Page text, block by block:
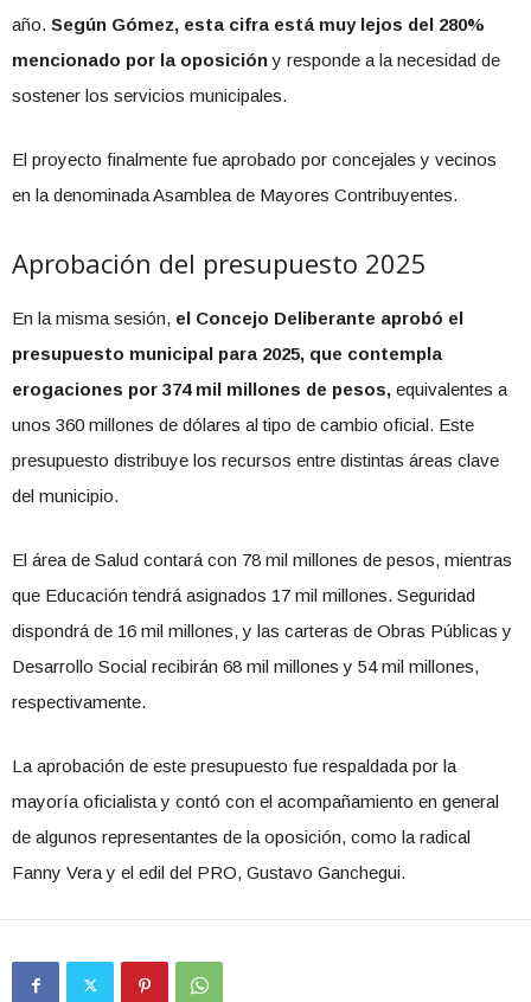
año. Según Gómez, esta cifra está muy lejos del 280%
mencionado por la oposicióny responde a la necesidad de
sostener los servicios municipales.
El proyecto finalmente fue aprobado por concejales y vecinos
en la denominada Asamblea de Mayores Contribuyentes.
Aprobación del presupuesto 2025
En la misma sesión, el Concejo Deliberante aprobó el
presupuesto municipal para 2025, que contempla
erogaciones por 374 mil millones de pesos, equivalentes a
unos 360 millones de dólares al tipo de cambio oficial. Este
presupuesto distribuye los recursos entre distintas áreas clave
del municipio.
El área de Salud contará con 78 mil millones de pesos, mientras
que Educación tendrá asignados 17 mil millones. Seguridad
dispondrá de 16 mil millones, y las carteras de Obras Públicas y
Desarrollo Social recibirán 68 mil millones y 54 mil millones,
respectivamente.
La aprobación de este presupuesto fue respaldada por la
mayoría oficialista y contó con el acompañamiento en general
de algunos representantes de la oposición, como la radical
Fanny Vera y el edil del PRO, Gustavo Ganchegui.